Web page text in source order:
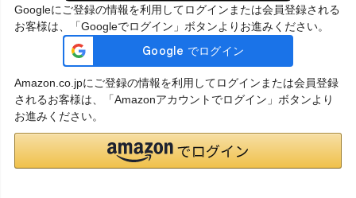
Googleにご登録の情報を利用してログインまたは会員登録される
お客様は、「Googleでログイン」ボタンよりお進みください。
Amazon.co.jpにご登録の情報を利用してログインまたは会員登録
されるお客様は、「Amazonアカウントでログイン」ボタンより
お進みください。